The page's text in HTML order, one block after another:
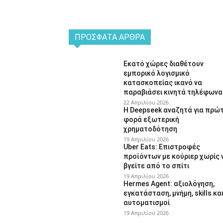
ΠΡΌΣΦΑΤΑ ΆΡΘΡΑ
Εκατό χώρες διαθέτουν
εμπορικό λογισμικό
κατασκοπείας ικανό να
παραβιάσει κινητά τηλέφωνα
22 Απριλίου 2026
Η Deepseek αναζητά για
φορά εξωτερική
χρηματοδότηση
19 Απριλίου 2026
Uber Eats: Επιστροφές
προϊόντων με κούριερ χωρίς
βγείτε από το σπίτι
19 Απριλίου 2026
Hermes Agent: αξιολόγηση,
εγκατάσταση, μνήμη, skills και
αυτοματισμοί
19 Απριλίου 2026